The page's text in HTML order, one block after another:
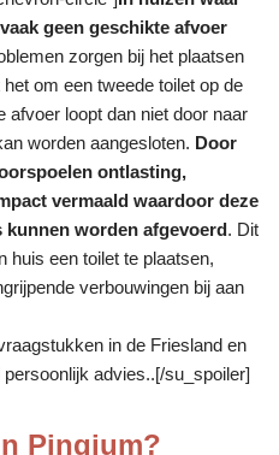
geen geschikte afvoer
zorgen bij het plaatsen
om een tweede toilet op de
afvoer loopt dan niet door naar
worden aangesloten. Door
ontlasting,
vermaald waardoor deze
worden afgevoerd. Dit
huis een toilet te plaatsen,
verbouwingen bij aan
in de Friesland en
advies..[/su_spoiler]
Pingjum?